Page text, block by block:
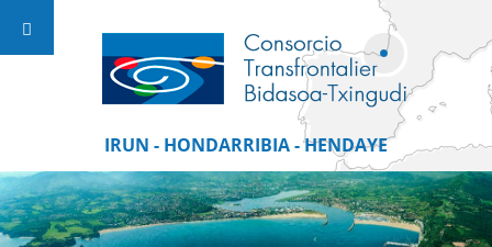
IRUN - HONDARRIBIA - HENDAYE